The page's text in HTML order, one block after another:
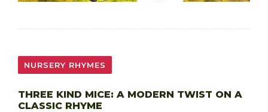
NURSERY RHYMES
THREE KIND MICE: A MODERN TWIST ON A
CLASSIC RHYME